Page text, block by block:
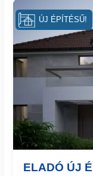
ELADÓ ÚJ
ÚJ ÉPÍTÉSŰ!